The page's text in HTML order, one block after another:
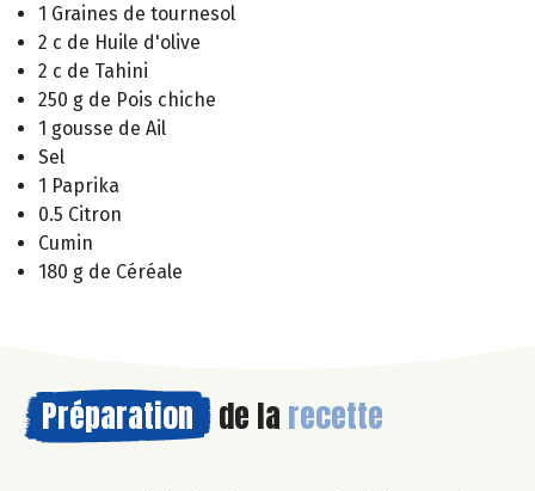
1 Graines de tournesol
2 c de Huile d'olive
2 c de Tahini
250 g de Pois chiche
1 gousse de Ail
Sel
1 Paprika
0.5 Citron
Cumin
180 g de Céréale
Préparation de la recette